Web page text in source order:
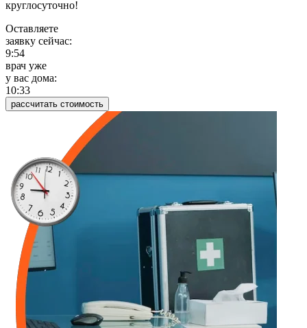
круглосуточно!
Оставляете
заявку сейчас:
9:54
врач уже
у вас дома:
10:33
рассчитать стоимость